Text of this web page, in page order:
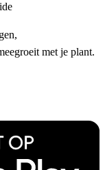
met je plant.